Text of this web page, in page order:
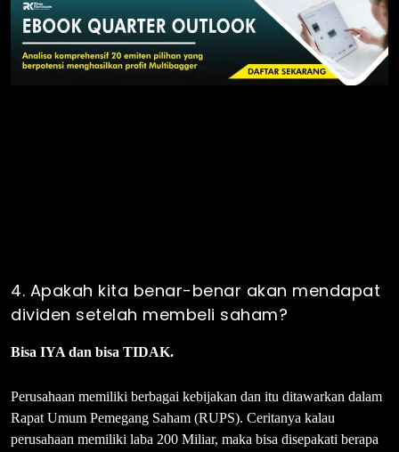
4. Apakah kita benar-benar akan mendapat
dividen setelah membeli saham?
Bisa IYA dan bisa TIDAK.
Perusahaan memiliki berbagai kebijakan dan itu ditawarkan dalam
Rapat Umum Pemegang Saham (RUPS). Ceritanya kalau
perusahaan memiliki laba 200 Miliar, maka bisa disepakati berapa